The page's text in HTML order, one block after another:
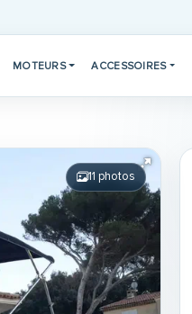
MOTEURS ACCESSOIRES
11 photos